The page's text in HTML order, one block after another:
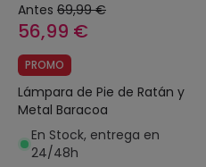
Antes 69,99 €
56,99 €
PROMO
Lámpara de Pie de Ratán y
Metal Baracoa
En Stock, entrega en
24/48h